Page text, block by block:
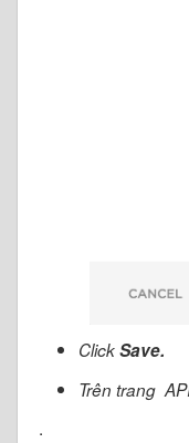
ClickSave.
Trên trang
.